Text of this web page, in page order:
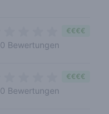
0 Bewertungen
€€€€
0 Bewertungen
€€€€